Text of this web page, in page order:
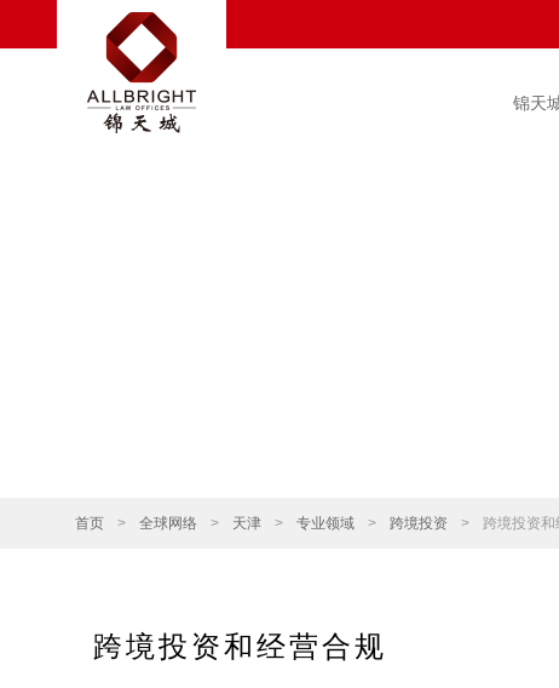
锦天
首页 > 全球网络 > 天津 > 专业领域 > 跨境投资 > 跨境投资
跨境投资和经营合规